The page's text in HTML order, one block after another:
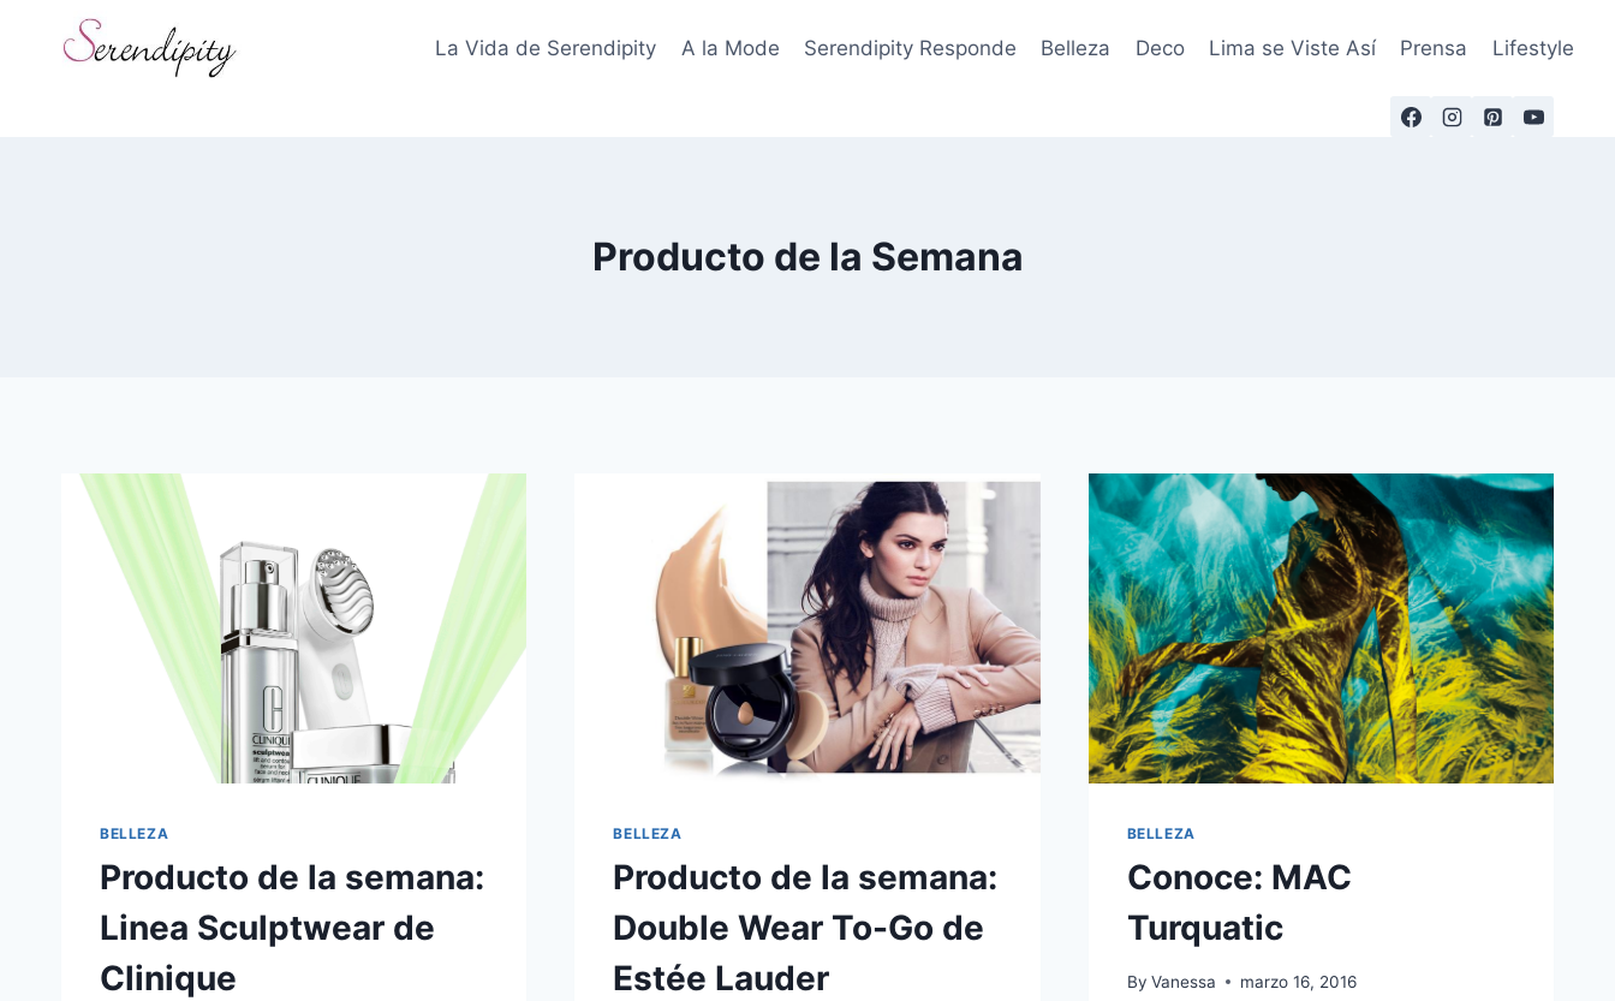
La Vida de Serendipity A la Mode Serendipity Responde Belleza Deco Lima se Viste Así Prensa Lifestyle
Producto de la Semana
BELLEZA
Producto de la semana:
Linea Sculptwear de
Clinique
BELLEZA
Producto de la semana:
Double Wear To-Go de
Estée Lauder
BELLEZA
Conoce: MAC
Turquatic
By Vanessa marzo 16, 2016